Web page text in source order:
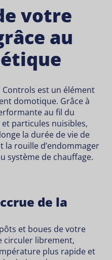
votre
au
Controls est un élément
domotique. Grâce à
au fil du
particules nuisibles,
la durée de vie de
la rouille d’endommager
système de chauffage.
de la
et boues de votre
circuler librement,
plus rapide et